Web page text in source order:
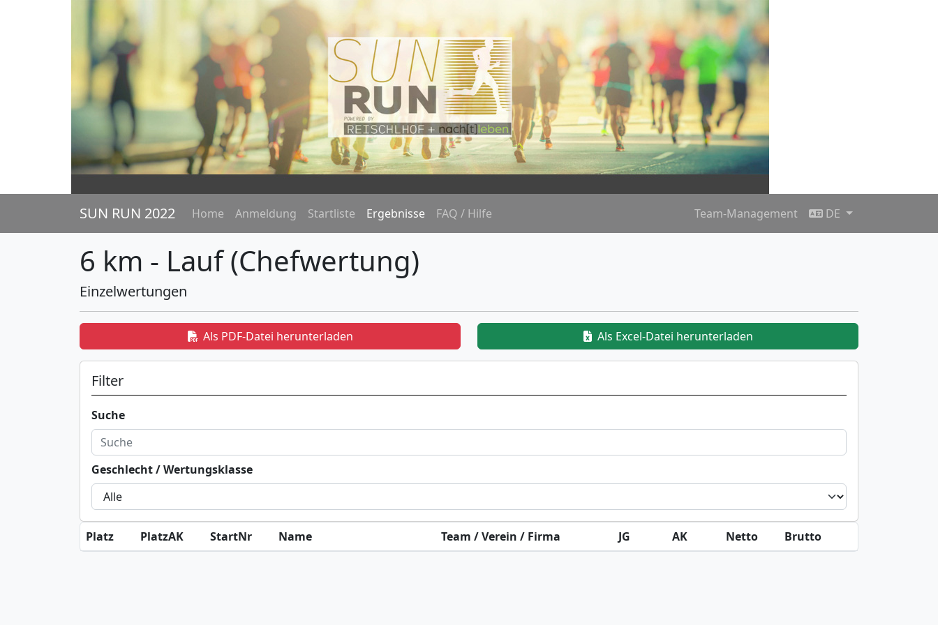
SUN RUN 2022 Home Anmeldung Startliste Ergebnisse FAQ / Hilfe Team-Management DE
6 km - Lauf (Chefwertung)
Einzelwertungen
Als PDF-Datei herunterladen Als Excel-Datei herunterladen
Filter
Suche
Geschlecht / Wertungsklasse
Platz PlatzAK StartNr Name Team / Verein / Firma JG AK Netto Brutto